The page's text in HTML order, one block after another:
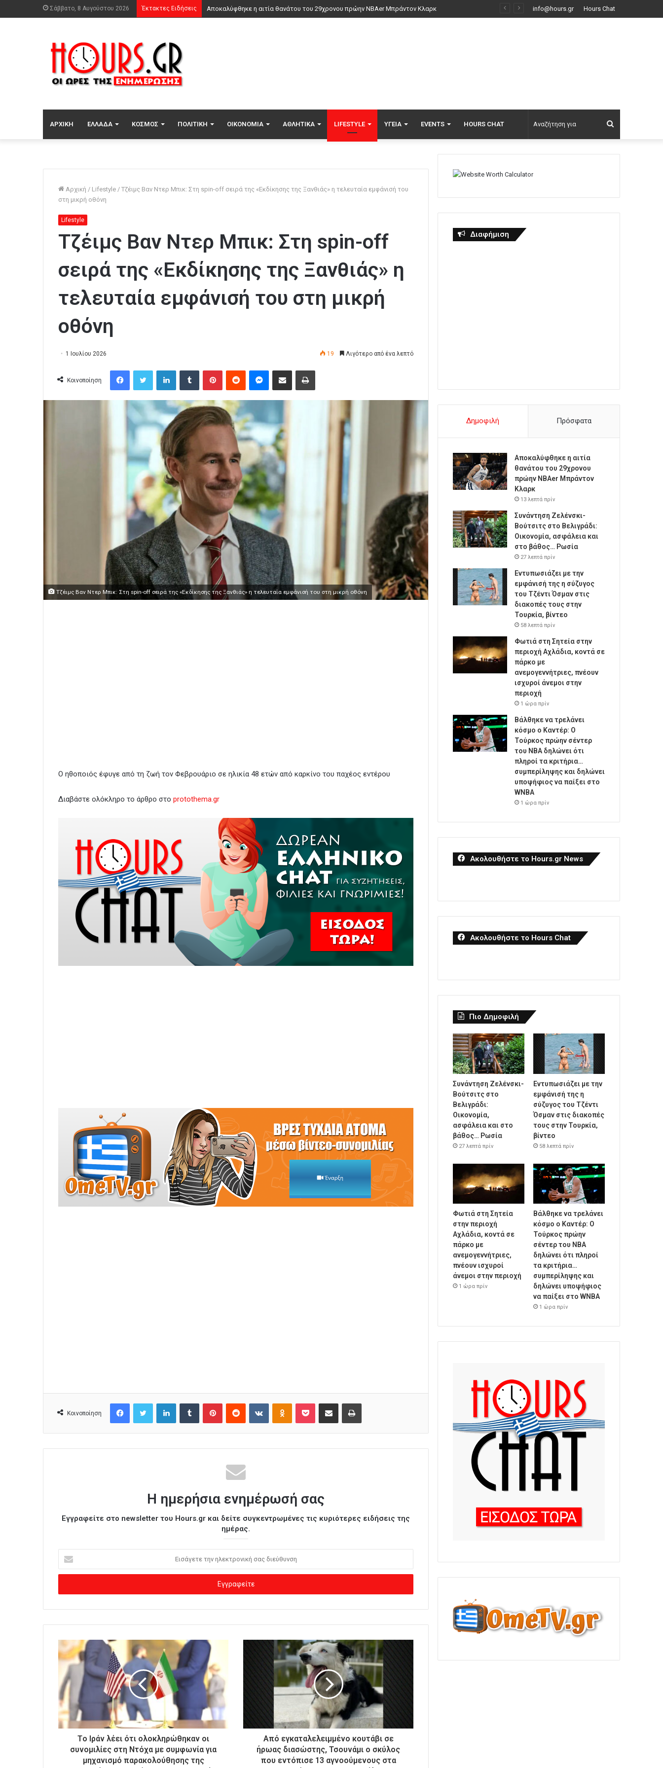
Σάββατο, 8 Αυγούστου 2026 Έκτακτες Ειδήσεις Συνάντηση Ζελένσκι-Βούτσιτς στο Βελιγράδι: Οικονομία, ασφάλεια και στο βάθος… Ρωσία info@hours.gr Hours Chat
ΑΡΧΙΚΉ ΕΛΛΆΔΑ ΚΌΣΜΟΣ ΠΟΛΙΤΙΚΉ ΟΙΚΟΝΟΜΊΑ ΑΘΛΗΤΙΚΆ LIFESTYLE ΥΓΕΊΑ EVENTS HOURS CHAT
για
Αρχική / Lifestyle / Τζέιμς Βαν Ντερ Μπικ: Στη spin-off σειρά της «Εκδίκησης της Ξανθιάς» η τελευταία εμφάνισή του
στη μικρή οθόνη
Lifestyle
Τζέιμς Βαν Ντερ Μπικ: Στη spin-off
σειρά της «Εκδίκησης της Ξανθιάς» η
τελευταία εμφάνισή του στη μικρή
οθόνη
1 Ιουλίου 2026 19 Λιγότερο από ένα λεπτό
Κοινοποίηση
Τζέιμς Βαν Ντερ Μπικ: Στη spin-off σειρά της «Εκδίκησης της Ξανθιάς» η τελευταία εμφάνισή του στη μικρή οθόνη
Ο ηθοποιός έφυγε από τη ζωή τον Φεβρουάριο σε ηλικία 48 ετών από καρκίνο του παχέος εντέρου
Διαβάστε ολόκληρο το άρθρο στο protothema.gr
Κοινοποίηση
Η ημερήσια ενημέρωσή σας
Εγγραφείτε στο newsletter του Hours.gr και δείτε συγκεντρωμένες τις κυριότερες ειδήσεις της
ημέρας.
σ
γ
ε
η
ν
ε
κ
τ
ρ
ο
Tο Ιράν λέει ότι ολοκληρώθηκαν οι
συνομιλίες στη Ντόχα με συμφωνία για
μηχανισμό παρακολούθησης της
Από εγκαταλελειμμένο κουτάβι σε
ήρωας διασώστης, Τσουνάμι ο σκύλος
που εντόπισε 13 αγνοούμενους στα
Διαφήμιση
Δημοφιλή Πρόσφατα
Αποκαλύφθηκε η αιτία
θανάτου του 29χρονου
πρώην NBAer Μπράντον
Κλαρκ
13 λεπτά πρίν
Συνάντηση Ζελένσκι-
Βούτσιτς στο Βελιγράδι:
Οικονομία, ασφάλεια και
στο βάθος… Ρωσία
27 λεπτά πρίν
Εντυπωσιάζει με την
εμφάνισή της η σύζυγος
του Τζέντι Όσμαν στις
διακοπές τους στην
Τουρκία, βίντεο
58 λεπτά πρίν
Φωτιά στη Σητεία στην
περιοχή Αχλάδια, κοντά σε
πάρκο με
ανεμογεννήτριες, πνέουν
ισχυροί άνεμοι στην
περιοχή
1 ώρα πρίν
Βάλθηκε να τρελάνει
κόσμο ο Καντέρ: Ο
Τούρκος πρώην σέντερ
του NBA δηλώνει ότι
πληροί τα κριτήρια…
συμπερίληψης και δηλώνει
υποψήφιος να παίξει στο
WNBA
1 ώρα πρίν
Ακολουθήστε το Hours.gr News
Ακολουθήστε το Hours Chat
Πιο Δημοφιλή
Συνάντηση Ζελένσκι-
Βούτσιτς στο
Βελιγράδι:
Οικονομία,
ασφάλεια και στο
βάθος… Ρωσία
27 λεπτά πρίν
Εντυπωσιάζει με την
εμφάνισή της η
σύζυγος του Τζέντι
Όσμαν στις διακοπές
τους στην Τουρκία,
βίντεο
58 λεπτά πρίν
Φωτιά στη Σητεία
στην περιοχή
Αχλάδια, κοντά σε
πάρκο με
ανεμογεννήτριες,
πνέουν ισχυροί
άνεμοι στην περιοχή
1 ώρα πρίν
Βάλθηκε να τρελάνει
κόσμο ο Καντέρ: Ο
Τούρκος πρώην
σέντερ του NBA
δηλώνει ότι πληροί
τα κριτήρια…
συμπερίληψης και
δηλώνει υποψήφιος
να παίξει στο WNBA
1 ώρα πρίν